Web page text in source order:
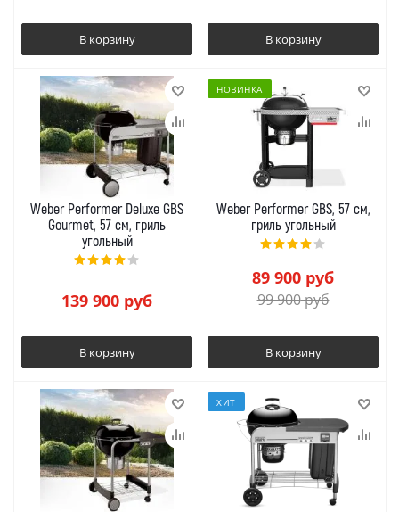
В корзину В корзину
Weber Performer Deluxe GBS
Gourmet, 57 см, гриль
угольный
139 900 руб
В корзину
НОВИНКА
Weber Performer GBS, 57 см,
гриль угольный
89 900 руб
99 900руб
В корзину
ХИТ